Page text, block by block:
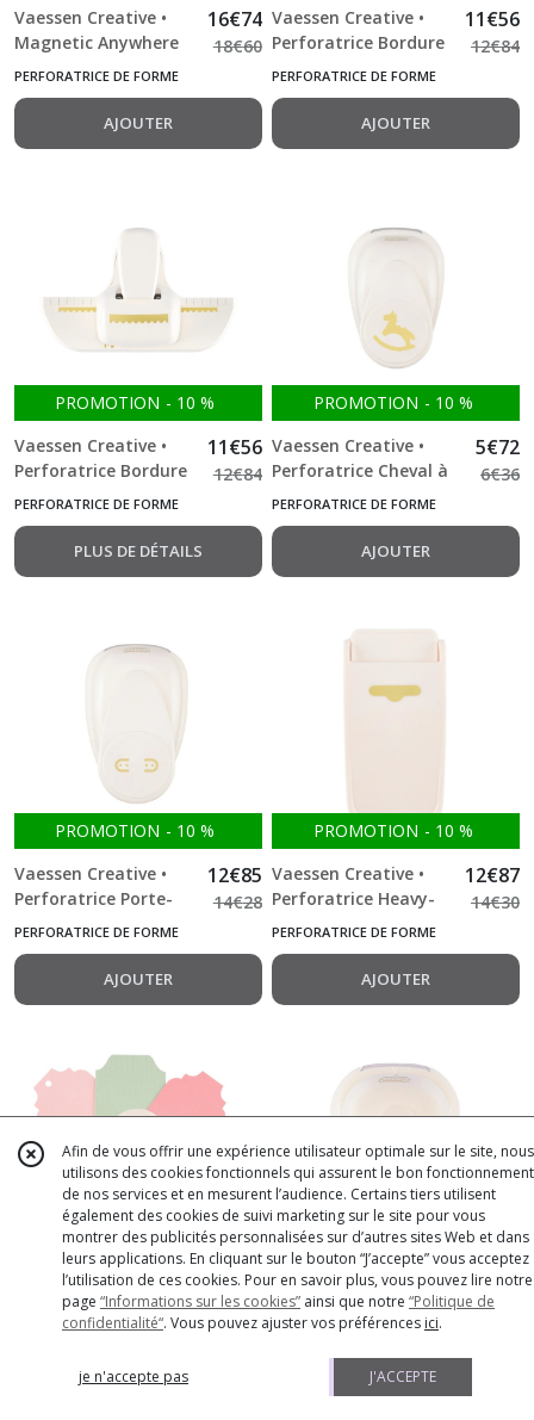
Vaessen Creative •
Magnetic Anywhere
Perforatrice Étoiles
3,8x3,8cm
16€74
18€60
PERFORATRICE DE FORME
AJOUTER
Vaessen Creative •
Perforatrice Bordure
Points Festonnés
11€56
12€84
PERFORATRICE DE FORME
AJOUTER
PROMOTION - 10 %
Vaessen Creative •
Perforatrice Bordure
Timbre Grand
11€56
12€84
PERFORATRICE DE FORME
PLUS DE DÉTAILS
PROMOTION - 10 %
Vaessen Creative •
Perforatrice Cheval à
Bascule Medium
5€72
6€36
PERFORATRICE DE FORME
AJOUTER
PROMOTION - 10 %
Vaessen Creative •
Perforatrice Porte-
Boucles d'Oreilles
12€85
14€28
PERFORATRICE DE FORME
AJOUTER
PROMOTION - 10 %
Vaessen Creative •
Perforatrice Heavy-
Duty Eurolock
12€87
14€30
PERFORATRICE DE FORME
AJOUTER
PROMOTION - 10 %
Vaessen Creative • 3-
in-1 Perforatrice Coin
13€07
14€52
PROMOTION - 10 %
Vaessen Creative •
Perforatrice Feuille
5€
PERFORATRICE DE FORME
Afin de vous offrir une expérience utilisateur optimale sur le site, nous
utilisons des cookies fonctionnels qui assurent le bon fonctionnement
de nos services et en mesurent l’audience. Certains tiers utilisent
également des cookies de suivi marketing sur le site pour vous
montrer des publicités personnalisées sur d’autres sites Web et dans
leurs applications. En cliquant sur le bouton “J’accepte” vous acceptez
l’utilisation de ces cookies. Pour en savoir plus, vous pouvez lire notre
page “Informations sur les cookies” ainsi que notre “Politique de
confidentialité“. Vous pouvez ajuster vos préférences ici.
je n'accepte pas J'ACCEPTE